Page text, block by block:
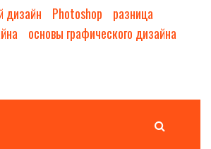
дизайн Photoshop
разница
основы графического дизайна